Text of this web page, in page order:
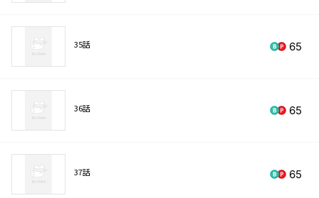
35話 65
36話 65
37話 65